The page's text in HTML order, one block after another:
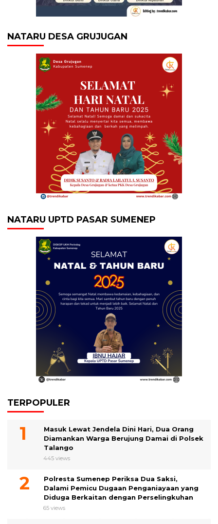
NATARU DESA GRUJUGAN
NATARU UPTD PASAR SUMENEP
TERPOPULER
Masuk Lewat Jendela Dini Hari, Dua Orang
Diamankan Warga Berujung Damai di Polsek
Talango
445 views
Polresta Sumenep Periksa Dua Saksi,
Dalami Pemicu Dugaan Penganiayaan yang
Diduga Berkaitan dengan Perselingkuhan
65 views